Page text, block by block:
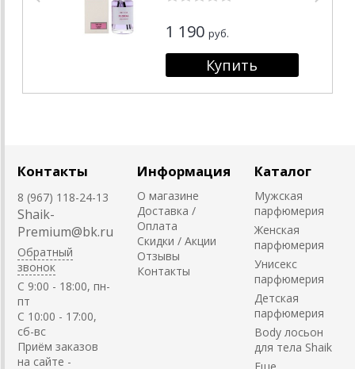
D'Arpege) 100 ml
1 190 руб.
Контакты
8 (967) 118-24-13
Shaik-
Premium@bk.ru
Обратный
звонок
C 9:00 - 18:00, пн-
пт
С 10:00 - 17:00,
сб-вс
Приём заказов
на сайте -
Информация
О магазине
Доставка /
Оплата
Скидки / Акции
Отзывы
Контакты
Каталог
Мужская
парфюмерия
Женская
парфюмерия
Унисекс
парфюмерия
Детская
парфюмерия
Body лосьон
для тела Shaik